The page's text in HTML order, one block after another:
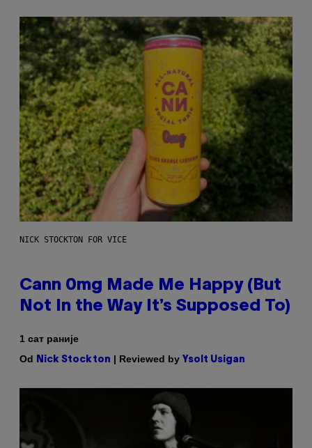
NICK STOCKTON FOR VICE
Cann 0mg Made Me Happy (But
Not In the Way It’s Supposed To)
1 сат раније
Od
Nick Stockton | Reviewed by Ysolt Usigan